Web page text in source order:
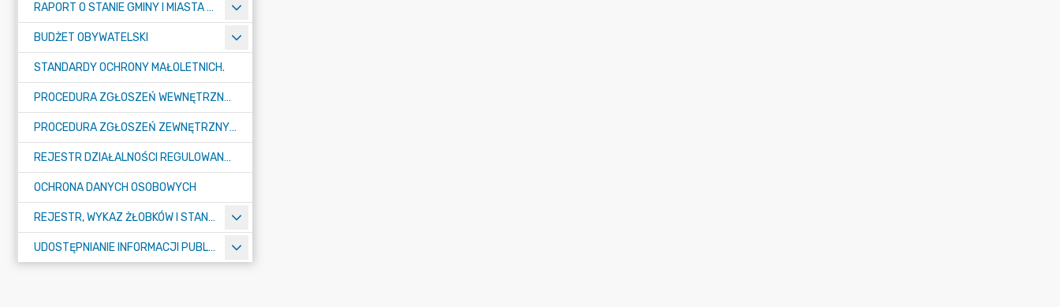
RAPORT O STANIE GMINY I MIASTA TULISZKÓW
BUDŻET OBYWATELSKI
STANDARDY OCHRONY MAŁOLETNICH.
PROCEDURA ZGŁOSZEŃ WEWNĘTRZNYCH W URZĘDZIE GMINY I MIASTA W TULISZKOWIE
PROCEDURA ZGŁOSZEŃ ZEWNĘTRZNYCH
REJESTR DZIAŁALNOŚCI REGULOWANEJ
OCHRONA DANYCH OSOBOWYCH
REJESTR, WYKAZ ŻŁOBKÓW I STANDARDY OPIEKI NAD DZIEĆMI W WIEKU DO LAT 3
UDOSTĘPNIANIE INFORMACJI PUBLICZNEJ